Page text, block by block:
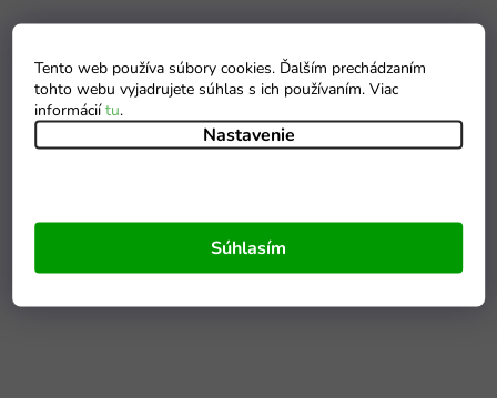
Tento web používa súbory cookies. Ďalším prechádzaním
tohto webu vyjadrujete súhlas s ich používaním. Viac
informáciítu.
Nastavenie
Súhlasím